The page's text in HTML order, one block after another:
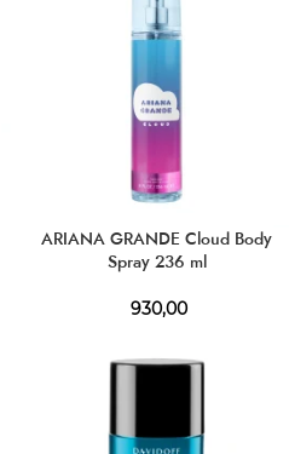
ARIANA GRANDE Cloud Body
Spray 236 ml
930,00